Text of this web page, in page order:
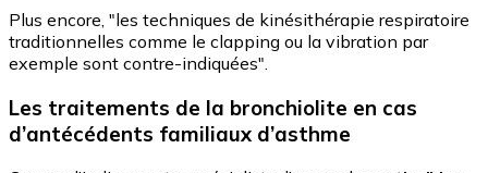
Plus encore, "les techniques de kinésithérapie respiratoire
traditionnelles comme le clapping ou la vibration par
exemple sont contre-indiquées".
Les traitements de la bronchiolite en cas
d’antécédents familiaux d’asthme